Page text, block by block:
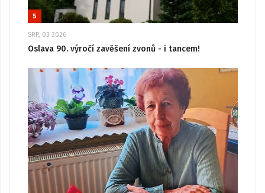
5
SRP, 03 2026
Oslava 90. výročí zavěšení zvonů - i tancem!